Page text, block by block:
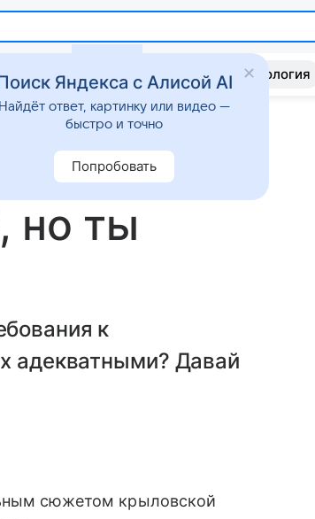
Гороскопы Стиль жизни Психология
но ты
к
адекватными? Давай
сюжетом крыловской
Яндекса с Алисой AI
Найдёт ответ, картинку или видео —
быстро и точно
Попробовать